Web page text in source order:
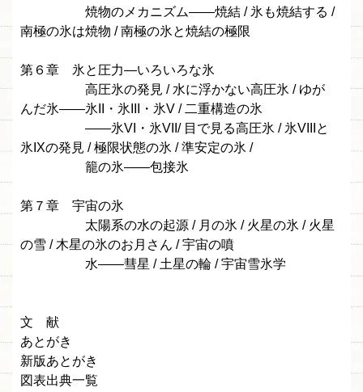
焼物のメカニズム——焼結 / 氷も焼結する /
南極の氷は焼物 / 南極の氷と焼結の極限
第６章 氷と圧力—いろいろな氷
高圧氷の発見 / 水に浮かない高圧氷 / ゆが
んだ氷——氷II・氷III・氷V / 二重構造の氷
——氷VI・氷VII/ 目で見る高圧氷 / 氷VIIIと
氷IXの発見 / 極限状態の氷 / 準安定の氷 /
籠の氷——包接氷
第７章 宇宙の氷
太陽系の水の起源 / 月の氷 / 火星の氷 / 火星
の雪 / 木星の氷のお月さん / 宇宙の噴
水——彗星 / 土星の輪 / 宇宙雪氷学
文 献
あとがき
新版あとがき
図表出典一覧